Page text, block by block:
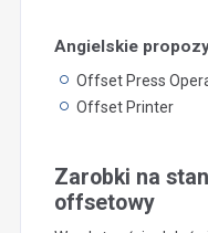
Angielskie
Offset Press
Offset Printer
Zarobki na
offsetowy